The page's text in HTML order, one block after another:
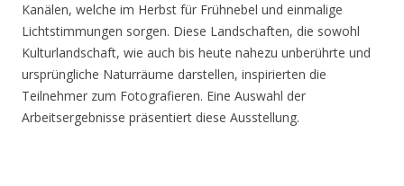
Kanälen, welche im Herbst für Frühnebel und einmalige
Lichtstimmungen sorgen. Diese Landschaften, die sowohl
Kulturlandschaft, wie auch bis heute nahezu unberührte und
ursprüngliche Naturräume darstellen, inspirierten die
Teilnehmer zum Fotografieren. Eine Auswahl der
Arbeitsergebnisse präsentiert diese Ausstellung.